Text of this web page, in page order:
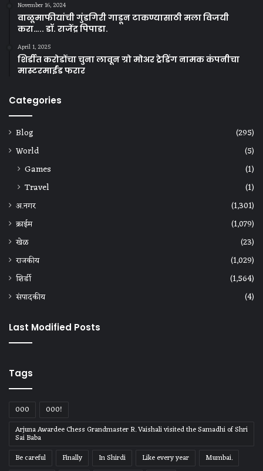
November 16, 2024
वाळूमाफीयांची गुंडगिरी गाडून टाकण्यासाठी मला विजयी
करा….. डॉ. राजेंद्र पिपाडा.
April 1, 2025
शिर्डीत करोडोंचा चुना लावून ग्रो मोअर ट्रेडिंग नामक कंपनीचा
मास्टरमाईंड फरार
Categories
Blog
(295)
World
(5)
Games
(1)
Travel
(1)
अ.नगर
(1,301)
क्राईम
(1,079)
खेळ
(23)
राजकीय
(1,029)
शिर्डी
(1,564)
संपादकीय
(4)
Last Modified Posts
Tags
000
000!
Arjuna Awardee Chess Grandmaster R. Vaishali visited the Samadhi of Shri
Sai Baba
Be careful
Finally In Shirdi Like every year
Mumbai.